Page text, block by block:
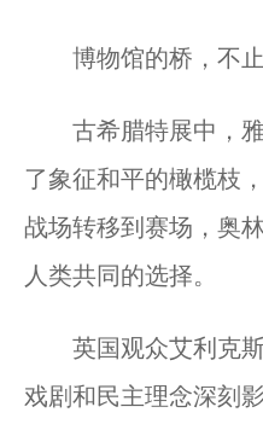
博物馆的桥，不止
古希腊特展中，雅
了象征和平的橄榄枝
战场转移到赛场，奥
人类共同的选择。
英国观众艾利克斯
戏剧和民主理念深刻